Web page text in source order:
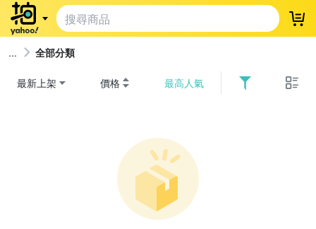
登
全部分類
最新上架 價格 最高人氣